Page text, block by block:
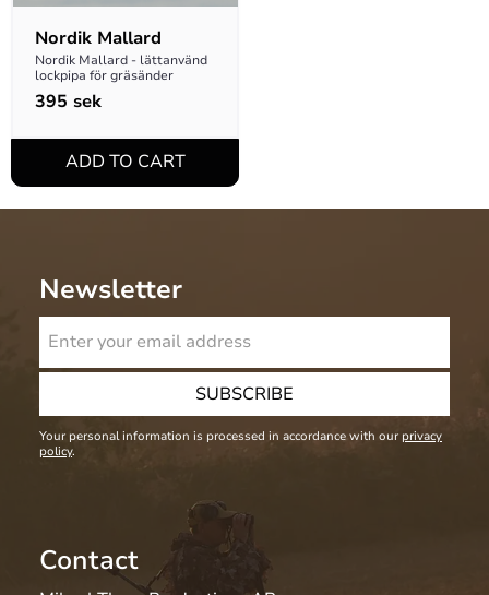
Nordik Mallard
Nordik Mallard - lättanvänd
lockpipa för gräsänder
395 sek
Newsletter
SUBSCRIBE
Your personal information is processed in accordance with our privacy
policy.
Contact